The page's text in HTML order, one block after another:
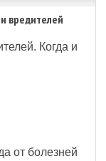
вредителей
Когда и
от болезней